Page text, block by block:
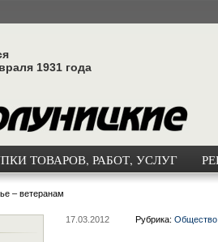
1931 года
ТОВАРОВ, РАБОТ, УСЛУГ
– ветеранам
17.03.2012 Рубрика: Общество